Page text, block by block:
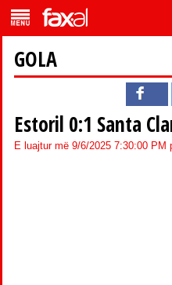
GOLA
Estoril 0:1 Santa
E luajtur më 9/6/2025 7:30:00 PM